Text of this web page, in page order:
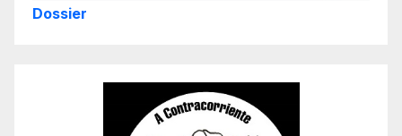
Dossier